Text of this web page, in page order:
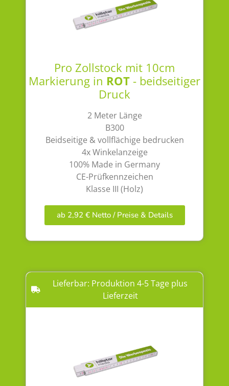
Pro Zollstock mit 10cm
Markierung in ROT- beidseitiger
Druck
2 Meter Länge
B300
Beidseitige & vollflächige bedrucken
4x Winkelanzeige
100% Made in Germany
CE-Prüfkennzeichen
Klasse III (Holz)
ab 2,92 € Netto / Preise & Details
Lieferbar: Produktion 4-5 Tage plus
Lieferzeit